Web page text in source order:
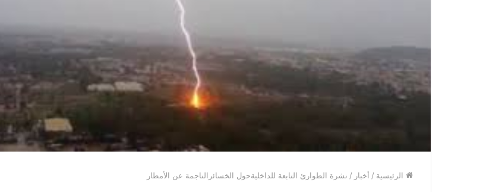
الرئيسية / أخبار / نشرة الطوارئ التابعة للداخليةحول الخسائرالناجمة عن الأمطار